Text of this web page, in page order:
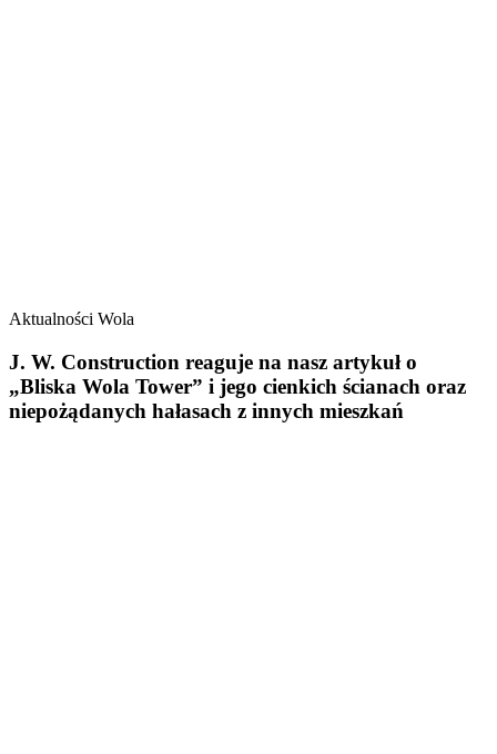
Aktualności Wola
J. W. Construction reaguje na nasz artykuł o
„Bliska Wola Tower” i jego cienkich ścianach oraz
niepożądanych hałasach z innych mieszkań